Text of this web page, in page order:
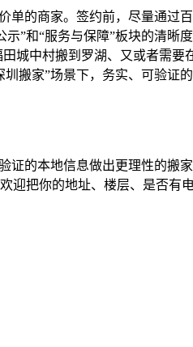
的商家。签约前，尽量通过
”和“服务与保障”板块的清晰
城中村搬到罗湖、又或者需
搬家”场景下，务实、可验证的
的本地信息做出更理性的搬
把你的地址、楼层、是否有